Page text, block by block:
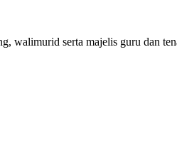
walimurid serta majelis guru dan